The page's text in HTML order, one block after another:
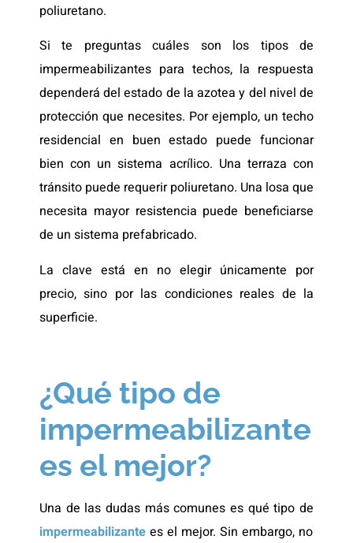
poliuretano.
Si te preguntas cuáles son los tipos de
impermeabilizantes para techos, la respuesta
dependerá del estado de la azotea y del nivel de
protección que necesites. Por ejemplo, un techo
residencial en buen estado puede funcionar
bien con un sistema acrílico. Una terraza con
tránsito puede requerir poliuretano. Una losa que
necesita mayor resistencia puede beneficiarse
de un sistema prefabricado.
La clave está en no elegir únicamente por
precio, sino por las condiciones reales de la
superficie.
¿Qué tipo de
impermeabilizante
es el mejor?
Una de las dudas más comunes es qué tipo de
impermeabilizante es el mejor. Sin embargo, no